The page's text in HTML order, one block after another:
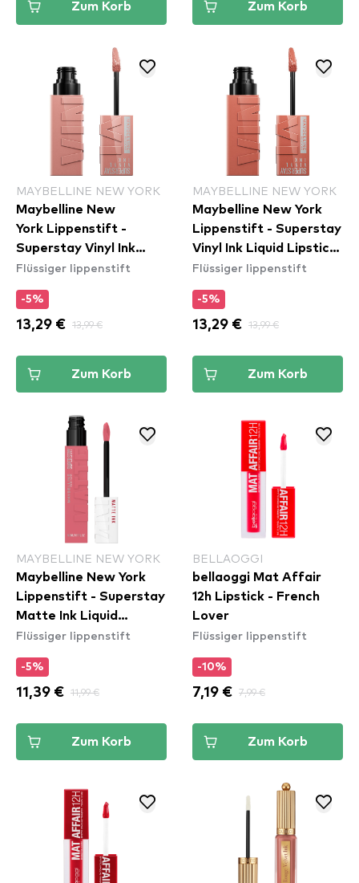
Zum Korb Zum Korb
MAYBELLINE NEW YORK
Maybelline New
York Lippenstift -
Superstay Vinyl Ink
Liquid Lipstick - 95
Flüssiger lippenstift
-5%
13,29 € 13,99 €
Zum Korb
MAYBELLINE NEW YORK
Maybelline New York
Lippenstift - Superstay
Vinyl Ink Liquid Lipstick
- 105 Golden
Flüssiger lippenstift
-5%
13,29 € 13,99 €
Zum Korb
MAYBELLINE NEW YORK
Maybelline New York
Lippenstift - Superstay
Matte Ink Liquid
Lipstick - 180
Flüssiger lippenstift
-5%
11,39 € 11,99 €
Zum Korb
BELLAOGGI
bellaoggi Mat Affair
12h Lipstick - French
Lover
Flüssiger lippenstift
-10%
7,19 € 7,99 €
Zum Korb